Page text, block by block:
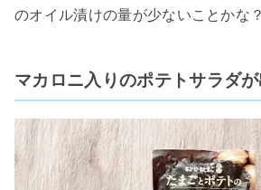
のオイル漬けの量が少ないことかな？
マカロニ入りのポテトサラダが